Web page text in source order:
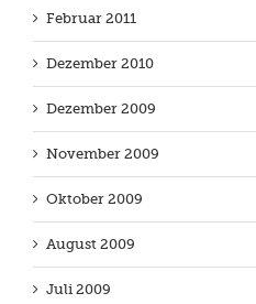
Februar 2011
Dezember 2010
Dezember 2009
November 2009
Oktober 2009
August 2009
Juli 2009